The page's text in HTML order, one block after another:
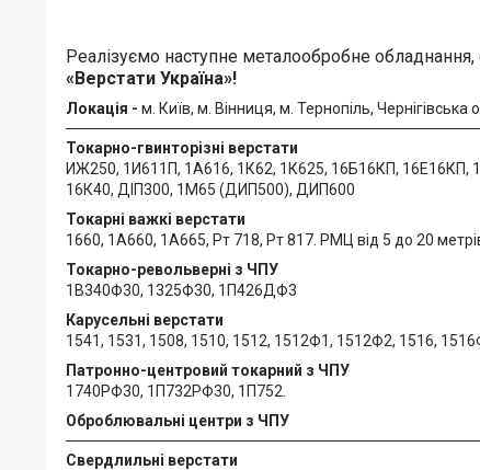
Реалізуємо наступне металообробне обладнання,
«Верстати Україна»!
Локація - м. Київ, м. Вінниця, м. Тернопіль,
Токарно-гвинторізні верстати
ИЖ250, 1И611П, 1А616, 1К62, 1К625, 16Б16КП,
16К40, ДІП300, 1М65 (ДИП500), ДИП600
Токарні важкі верстати
1660, 1А660, 1А665, Рт 718, Рт 817. РМЦ від 5 до 20
Токарно-револьверні з ЧПУ
1В340Ф30, 1325Ф30, 1П426ДФ3
Карусельні верстати
1541, 1531, 1508, 1510, 1512, 1512Ф1, 1512Ф2, 1516,
Патронно-центровий токарний з ЧПУ
1740РФ30, 1П732РФ30, 1П752.
Оброблювальні центри з ЧПУ
Свердлильні верстати